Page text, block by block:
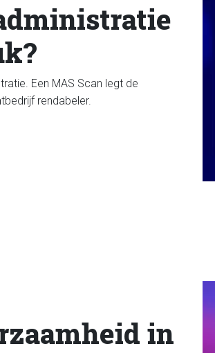
Een MAS Scan legt de
rendabeler.
in